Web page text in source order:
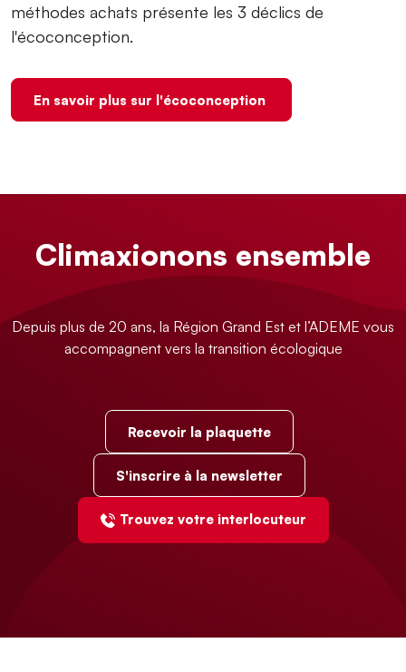
méthodes achats présente les 3 déclics de
l'écoconception.
En savoir plus sur l'écoconception
Climaxionons ensemble
Depuis plus de 20 ans, la Région Grand Est et l’ADEME vous
accompagnent vers la transition écologique
Recevoir la plaquette
S'inscrire à la newsletter
Trouvez votre interlocuteur